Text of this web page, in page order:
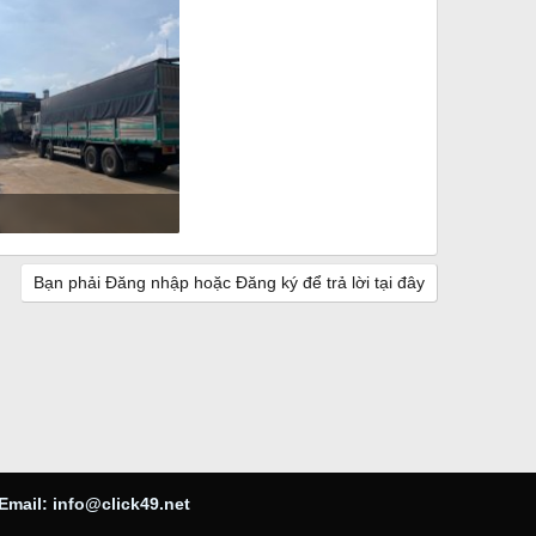
· Đọc: 202
Bạn phải Đăng nhập hoặc Đăng ký để trả lời tại đây
info@click49.net